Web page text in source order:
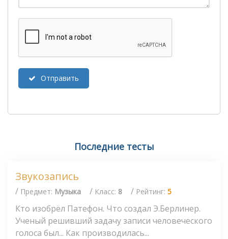
Отправить
Последние тесты
Звукозапись
/ Предмет: Музыка / Класс: 8 / Рейтинг: 5
Кто изобрёл Патефон. Что создал Э.Берлинер.
Ученый решивший задачу записи человеческого
голоса был... Как производилась...